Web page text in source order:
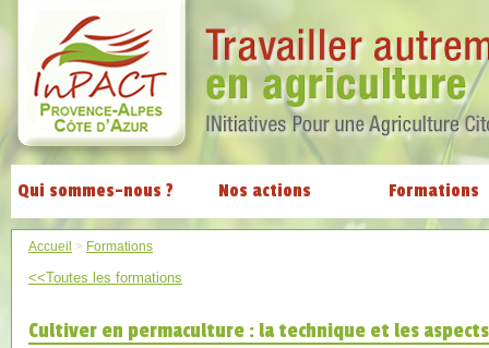
Qui sommes-nous ? Nos actions Formations
Accueil > Formations
<<Toutes les formations
Cultiver en permaculture : la technique et les